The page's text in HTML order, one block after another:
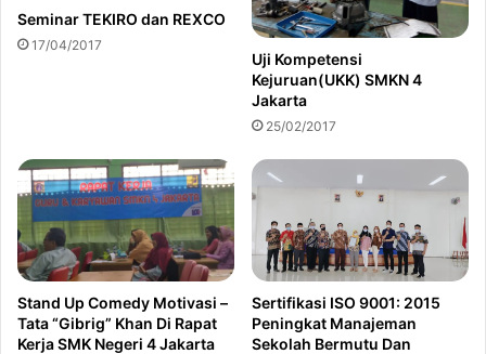
Seminar TEKIRO dan REXCO
17/04/2017
Uji Kompetensi
Kejuruan(UKK) SMKN 4
Jakarta
25/02/2017
Stand Up Comedy Motivasi –
Tata “Gibrig” Khan Di Rapat
Kerja SMK Negeri 4 Jakarta
Sertifikasi ISO 9001: 2015
Peningkat Manajeman
Sekolah Bermutu Dan